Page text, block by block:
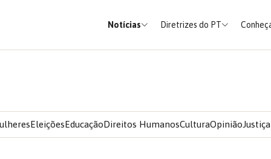
Notícias Diretrizes do PT
EleiçõesEducaçãoDireitos HumanosCulturaOpiniãoJustiça